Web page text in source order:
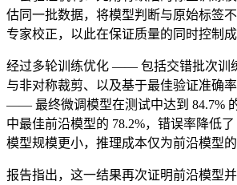
估同一批数据，将模型判断与原始标签
专家校正，以此在保证质量的同时控制成
经过多轮训练优化 —— 包括交错批次训
与非对称裁剪、以及基于最佳验证准确
—— 最终微调模型在测试中达到 84.7%
中最佳前沿模型的 78.2%，错误率降低
模型规模更小，推理成本仅为前沿模型的
报告指出，这一结果再次证明前沿模型